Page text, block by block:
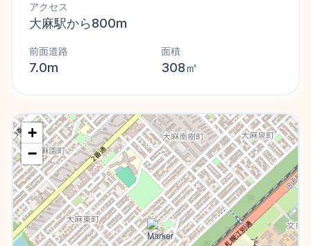
アクセス
大麻駅から800m
前面道路
7.0m
面積
308㎡
+
−